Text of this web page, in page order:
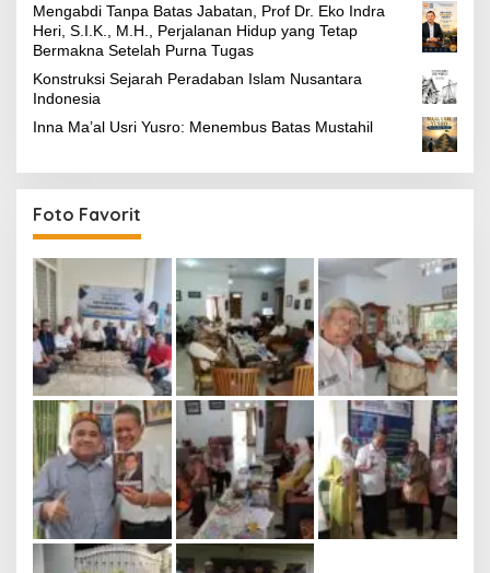
Mengabdi Tanpa Batas Jabatan, Prof Dr. Eko Indra
Heri, S.I.K., M.H., Perjalanan Hidup yang Tetap
Bermakna Setelah Purna Tugas
Konstruksi Sejarah Peradaban Islam Nusantara
Indonesia
Inna Ma’al Usri Yusro: Menembus Batas Mustahil
Foto Favorit